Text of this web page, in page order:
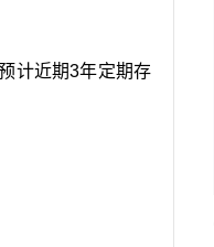
计近期3年定期存